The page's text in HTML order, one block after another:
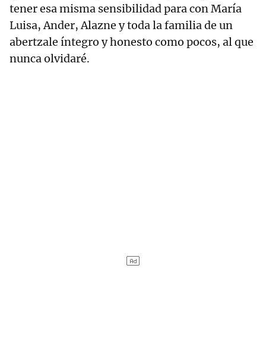
tener esa misma sensibilidad para con María
Luisa, Ander, Alazne y toda la familia de un
abertzale íntegro y honesto como pocos, al que
nunca olvidaré.